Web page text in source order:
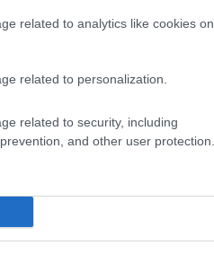
related to analytics like cookies on
related to personalization.
related to security, including
and other user protection.
w haśle?
słownika.